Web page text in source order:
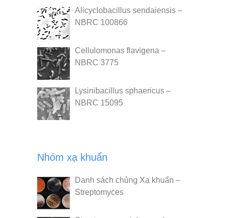
Alicyclobacillus sendaiensis –
NBRC 100866
Cellulomonas flavigena –
NBRC 3775
Lysinibacillus sphaericus –
NBRC 15095
Nhóm xạ khuẩn
Danh sách chủng Xạ khuẩn –
Streptomyces